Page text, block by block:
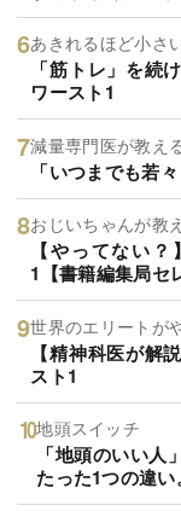
あきれるほど小さ
「筋トレ」を続
ワースト1
減量専門医が教え
「いつまでも若
おじいちゃんが教
【やってない
1【書籍編集局セ
世界のエリートが
【精神科医が解
スト1
地頭スイッチ
「地頭のいい人
たった1つの違い